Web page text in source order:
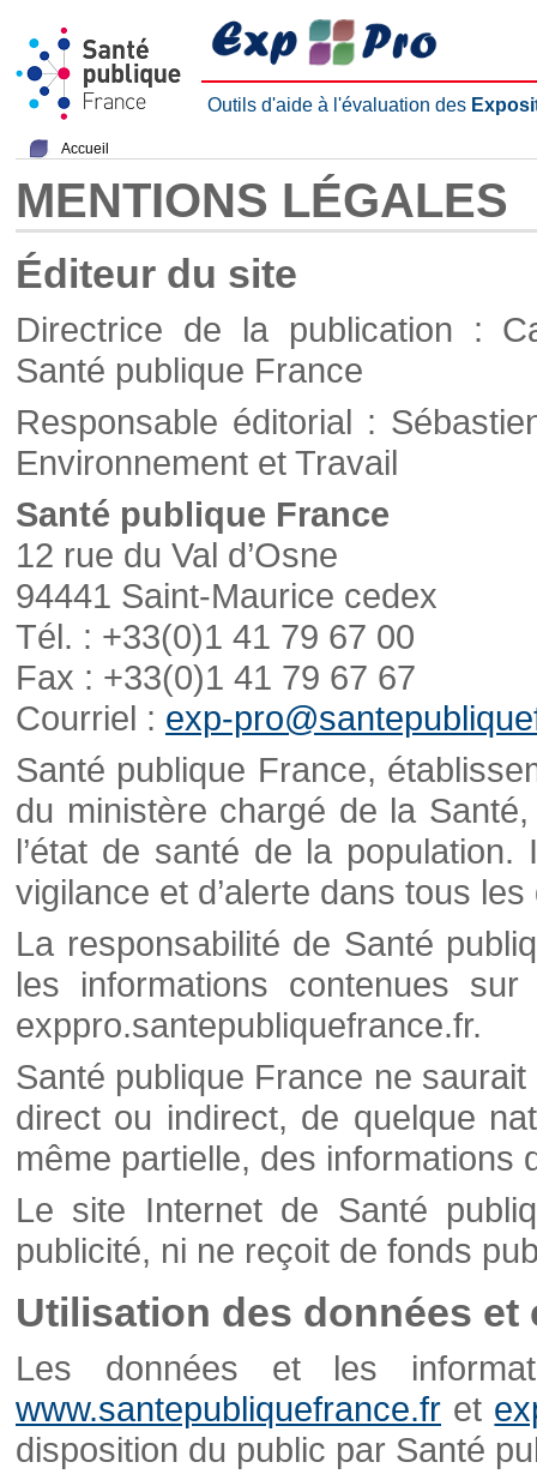
Outils d'aide à l'évaluation des
Accueil
MENTIONS LÉGALES
Éditeur du site
Directrice de la publication :
Santé publique France
Responsable éditorial :
Environnement et Travail
Santé publique France
12 rue du Val d’Osne
94441 Saint-Maurice cedex
Tél. : +33(0)1 41 79 67 00
Fax : +33(0)1 41 79 67 67
Courriel : exp-
Santé publique France,
du ministère chargé de la
l’état de santé de la
vigilance et d’alerte dans tous
La responsabilité de Santé
les informations contenues
exppro.santepubliquefrance.fr.
Santé publique France ne
direct ou indirect, de quelque
même partielle, des informations
Le site Internet de Santé
publicité, ni ne reçoit de fonds
Utilisation des données et
Les données et les
www.santepubliquefrance.fr et
disposition du public par Santé